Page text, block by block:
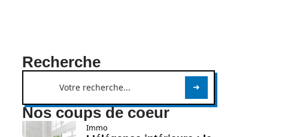
Recherche
Nos coups de coeur
Immo